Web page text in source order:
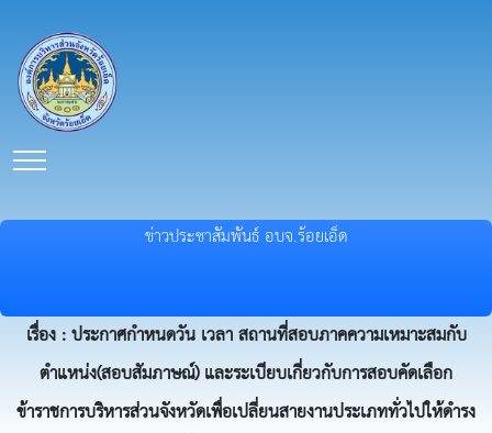
ข่าวประชาสัมพันธ์ อบจ.ร้อยเอ็ด
เรื่อง : ประกาศกำหนดวัน เวลา สถานที่สอบภาคความเหมาะสมกับ
ตำแหน่ง(สอบสัมภาษณ์) และระเบียบเกี่ยวกับการสอบคัดเลือก
ข้าราชการบริหารส่วนจังหวัดเพื่อเปลี่ยนสายงานประเภททั่วไปให้ดำรง